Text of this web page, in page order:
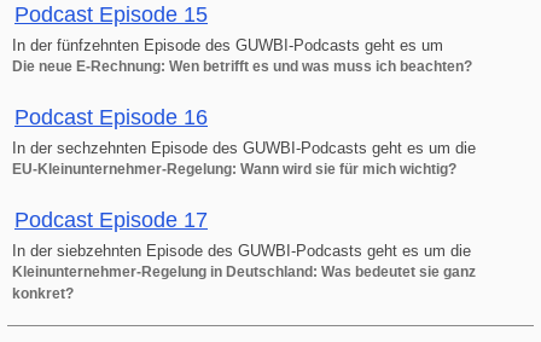
Podcast Episode 15
In der fünfzehnten Episode des GUWBI-Podcasts geht es um
Die neue E-Rechnung: Wen betrifft es und was muss ich beachten?
Podcast Episode 16
In der sechzehnten Episode des GUWBI-Podcasts geht es um die
EU-Kleinunternehmer-Regelung: Wann wird sie für mich wichtig?
Podcast Episode 17
In der siebzehnten Episode des GUWBI-Podcasts geht es um die
Kleinunternehmer-Regelung in Deutschland: Was bedeutet sie ganz
konkret?